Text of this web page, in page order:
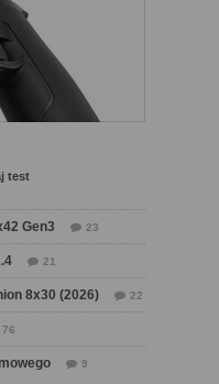
test
Gen3 23
21
8x30 (2026) 22
76
9